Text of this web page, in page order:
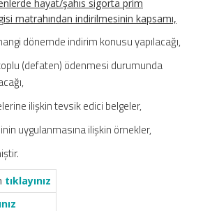
hayat/şahıs sigorta prim
matrahından indirilmesinin kapsamı,
dönemde indirim konusu yapılacağı,
(defaten) ödenmesi durumunda
ilişkin tevsik edici belgeler,
uygulanmasına ilişkin örnekler,
tıklayınız